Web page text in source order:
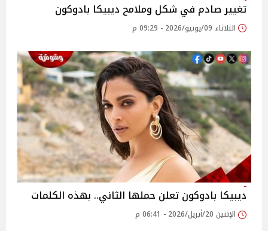
تغيير صادم في شكل وملامح ديبيكا بادوكون
الثلاثاء 09/يونيو/2026 - 09:29 م
ديبيكا بادوكون تعلن حملها الثاني.. بهذه الكلمات
الإثنين 20/أبريل/2026 - 06:41 م